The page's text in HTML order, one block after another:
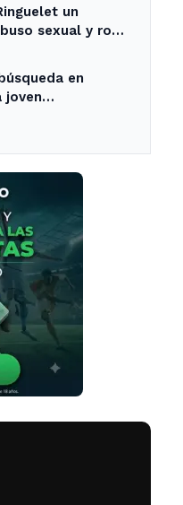
un
sexual y robo
en
joven